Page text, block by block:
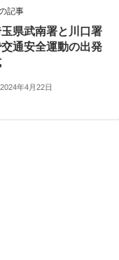
記事
県武南署と川口署
通安全運動の出発
2024年4月22日